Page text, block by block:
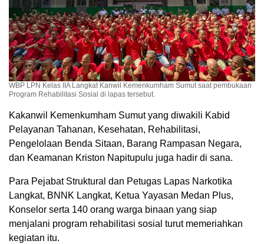
WBP LPN Kelas IIA Langkat Kanwil Kemenkumham Sumut saat pembukaan
Program Rehabilitasi Sosial di lapas tersebut.
Kakanwil Kemenkumham Sumut yang diwakili Kabid
Pelayanan Tahanan, Kesehatan, Rehabilitasi,
Pengelolaan Benda Sitaan, Barang Rampasan Negara,
dan Keamanan Kriston Napitupulu juga hadir di sana.
Para Pejabat Struktural dan Petugas Lapas Narkotika
Langkat, BNNK Langkat, Ketua Yayasan Medan Plus,
Konselor serta 140 orang warga binaan yang siap
menjalani program rehabilitasi sosial turut memeriahkan
kegiatan itu.